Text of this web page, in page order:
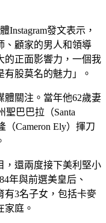
Instagram發文表示，
、顧家的男人和領導
的正面影響力，一個我
股莫名的魅力」。
體關注。當年他62歲妻
聖巴巴拉（Santa
（Cameron Ely）揮刀
，還兩度接下美利堅小
年與前選美皇后、
有3名子女，包括卡麥
家庭。